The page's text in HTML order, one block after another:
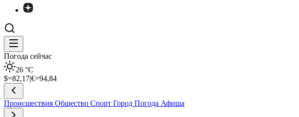
Погода сейчас
26 °C
$=82,17|€=94,84
Происшествия Общество Спорт Город Погода Афиша